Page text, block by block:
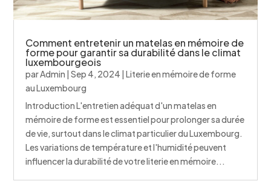
Comment entretenir un matelas en mémoire de
forme pour garantir sa durabilité dans le climat
luxembourgeois
parAdmin |Sep 4, 2024 |Literie en mémoire de forme
au Luxembourg
Introduction L'entretien adéquat d'un matelas en
mémoire de forme est essentiel pour prolonger sa durée
de vie, surtout dans le climat particulier du Luxembourg.
Les variations de température et l'humidité peuvent
influencer la durabilité de votre literie en mémoire...